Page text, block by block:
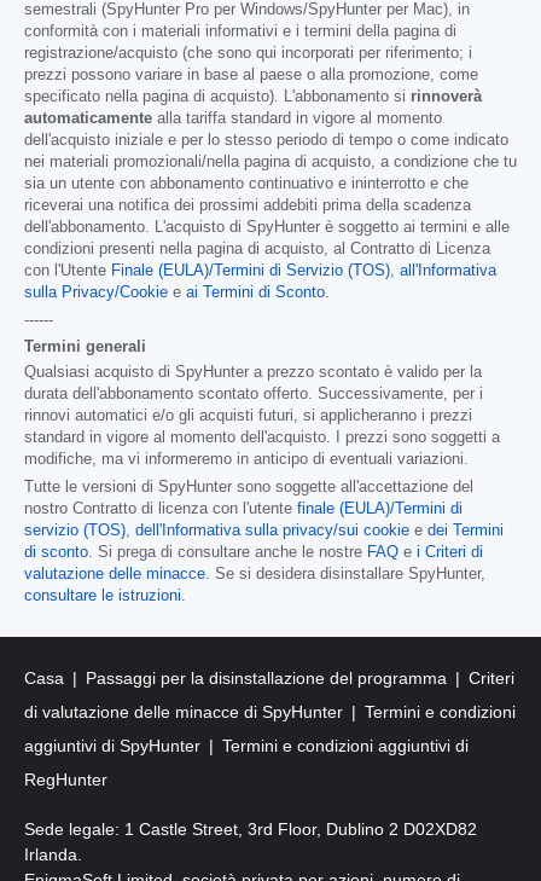
semestrali (SpyHunter Pro per Windows/SpyHunter per Mac), in
conformità con i materiali informativi e i termini della pagina di
registrazione/acquisto (che sono qui incorporati per riferimento; i
prezzi possono variare in base al paese o alla promozione, come
specificato nella pagina di acquisto). L'abbonamento si rinnoverà
automaticamente alla tariffa standard in vigore al momento
dell'acquisto iniziale e per lo stesso periodo di tempo o come indicato
nei materiali promozionali/nella pagina di acquisto, a condizione che tu
sia un utente con abbonamento continuativo e ininterrotto e che
riceverai una notifica dei prossimi addebiti prima della scadenza
dell'abbonamento. L'acquisto di SpyHunter è soggetto ai termini e alle
condizioni presenti nella pagina di acquisto, al Contratto di Licenza
con l'Utente Finale (EULA)/Termini di Servizio (TOS), all'Informativa
sulla Privacy/Cookie e ai Termini di Sconto.
------
Termini generali
Qualsiasi acquisto di SpyHunter a prezzo scontato è valido per la
durata dell'abbonamento scontato offerto. Successivamente, per i
rinnovi automatici e/o gli acquisti futuri, si applicheranno i prezzi
standard in vigore al momento dell'acquisto. I prezzi sono soggetti a
modifiche, ma vi informeremo in anticipo di eventuali variazioni.
Tutte le versioni di SpyHunter sono soggette all'accettazione del
nostro Contratto di licenza con l'utente finale (EULA)/Termini di
servizio (TOS), dell'Informativa sulla privacy/sui cookie e dei Termini
di sconto. Si prega di consultare anche le nostre FAQ e i Criteri di
valutazione delle minacce. Se si desidera disinstallare SpyHunter,
consultare le istruzioni.
Casa Passaggi per la disinstallazione del programma
Criteri
di valutazione delle minacce di SpyHunter
Termini e condizioni
aggiuntivi di SpyHunter
Termini e condizioni aggiuntivi di
RegHunter
Sede legale: 1 Castle Street, 3rd Floor, Dublino 2 D02XD82
Irlanda.